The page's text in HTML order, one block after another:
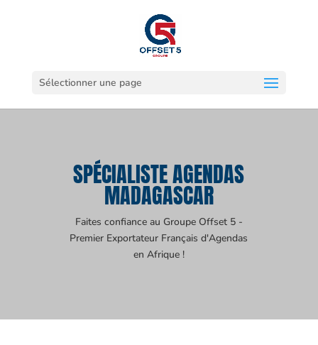
Sélectionner une page
SPÉCIALISTE AGENDAS
MADAGASCAR
Faites confiance au Groupe Offset 5 -
Premier Exportateur Français d'Agendas
en Afrique !